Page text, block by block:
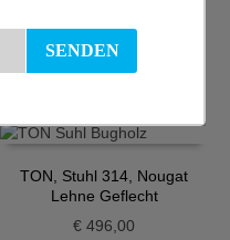
Gewebe
TON, Stuhl 314, Nougat
Lehne Geflecht
€ 496,00